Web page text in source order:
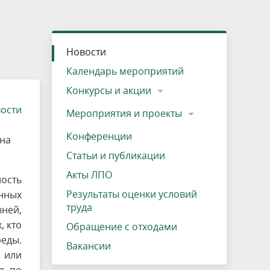
Озеро Плещеево
Вакансии
Экологические тропы и туристские
маршруты
Прокат велосипедов
Адрес, телефон, схема проезда
Результаты оценки условий труда
Интерактивная карта
Кадастр объектов животного мира, не
отнесенных к объектам охоты
кто
или
Новости
Календарь мероприятий
Конкурсы и акции
Мероприятия и проекты
Конференции
Статьи и публикации
Акты ЛПО
Результаты оценки условий
труда
Обращение с отходами
Вакансии